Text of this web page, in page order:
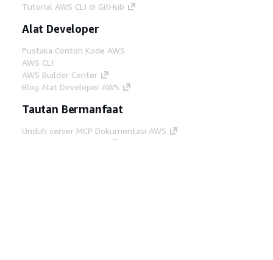
Tutorial AWS CLI di GitHub
Alat Developer
Pustaka Contoh Kode AWS
AWS CLI
AWS Builder Center
Blog Alat Developer AWS
Tautan Bermanfaat
Unduh server MCP Dokumentasi AWS